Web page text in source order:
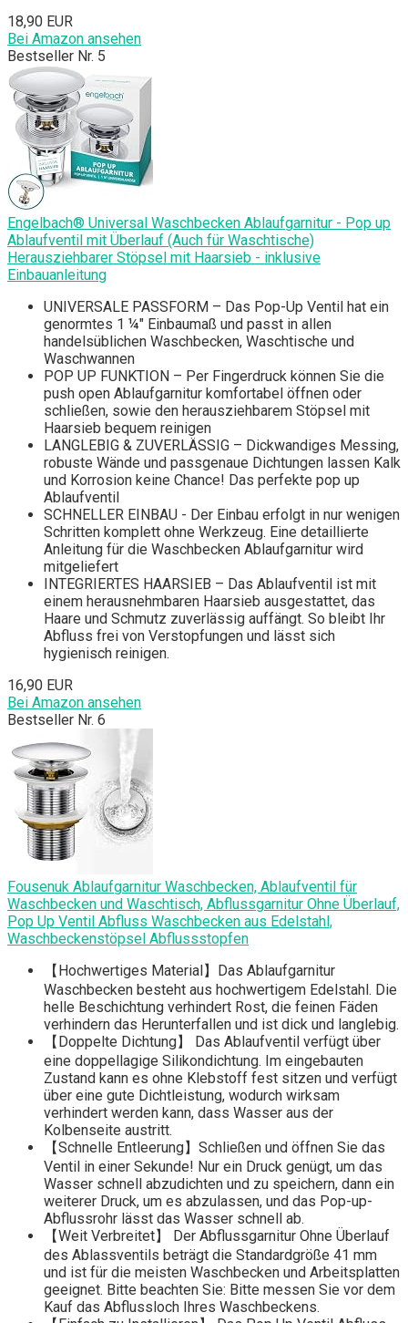
18,90 EUR
Bei Amazon ansehen
Bestseller Nr. 5
Engelbach® Universal Waschbecken Ablaufgarnitur - Pop up
Ablaufventil mit Überlauf (Auch für Waschtische)
Herausziehbarer Stöpsel mit Haarsieb - inklusive
Einbauanleitung
UNIVERSALE PASSFORM – Das Pop-Up Ventil hat ein
genormtes 1 ¼" Einbaumaß und passt in allen
handelsüblichen Waschbecken, Waschtische und
Waschwannen
POP UP FUNKTION – Per Fingerdruck können Sie die
push open Ablaufgarnitur komfortabel öffnen oder
schließen, sowie den herausziehbarem Stöpsel mit
Haarsieb bequem reinigen
LANGLEBIG & ZUVERLÄSSIG – Dickwandiges Messing,
robuste Wände und passgenaue Dichtungen lassen Kalk
und Korrosion keine Chance! Das perfekte pop up
Ablaufventil
SCHNELLER EINBAU - Der Einbau erfolgt in nur wenigen
Schritten komplett ohne Werkzeug. Eine detaillierte
Anleitung für die Waschbecken Ablaufgarnitur wird
mitgeliefert
INTEGRIERTES HAARSIEB – Das Ablaufventil ist mit
einem herausnehmbaren Haarsieb ausgestattet, das
Haare und Schmutz zuverlässig auffängt. So bleibt Ihr
Abfluss frei von Verstopfungen und lässt sich
hygienisch reinigen.
16,90 EUR
Bei Amazon ansehen
Bestseller Nr. 6
Fousenuk Ablaufgarnitur Waschbecken, Ablaufventil für
Waschbecken und Waschtisch, Abflussgarnitur Ohne Überlauf,
Pop Up Ventil Abfluss Waschbecken aus Edelstahl,
Waschbeckenstöpsel Abflussstopfen
【Hochwertiges Material】Das Ablaufgarnitur
Waschbecken besteht aus hochwertigem Edelstahl. Die
helle Beschichtung verhindert Rost, die feinen Fäden
verhindern das Herunterfallen und ist dick und langlebig.
【Doppelte Dichtung】 Das Ablaufventil verfügt über
eine doppellagige Silikondichtung. Im eingebauten
Zustand kann es ohne Klebstoff fest sitzen und verfügt
über eine gute Dichtleistung, wodurch wirksam
verhindert werden kann, dass Wasser aus der
Kolbenseite austritt.
【Schnelle Entleerung】Schließen und öffnen Sie das
Ventil in einer Sekunde! Nur ein Druck genügt, um das
Wasser schnell abzudichten und zu speichern, dann ein
weiterer Druck, um es abzulassen, und das Pop-up-
Abflussrohr lässt das Wasser schnell ab.
【Weit Verbreitet】 Der Abflussgarnitur Ohne Überlauf
des Ablassventils beträgt die Standardgröße 41 mm
und ist für die meisten Waschbecken und Arbeitsplatten
geeignet. Bitte beachten Sie: Bitte messen Sie vor dem
Kauf das Abflussloch Ihres Waschbeckens.